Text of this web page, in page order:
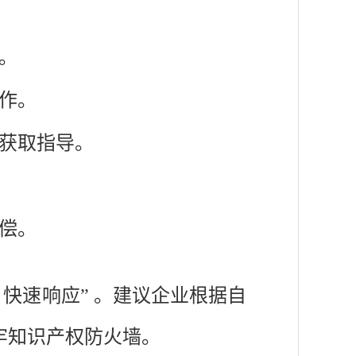
。
取指导。
。
速响应” 。建议企业根据自
识产权防火墙。